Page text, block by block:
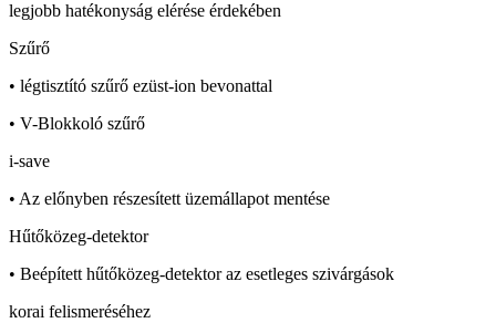
legjobb hatékonyság elérése érdekében
Szűrő
• légtisztító szűrő ezüst-ion bevonattal
• V-Blokkoló szűrő
i-save
• Az előnyben részesített üzemállapot mentése
Hűtőközeg-detektor
• Beépített hűtőközeg-detektor az esetleges szivárgások
korai felismeréséhez